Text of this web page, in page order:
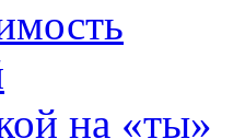
на «ты»